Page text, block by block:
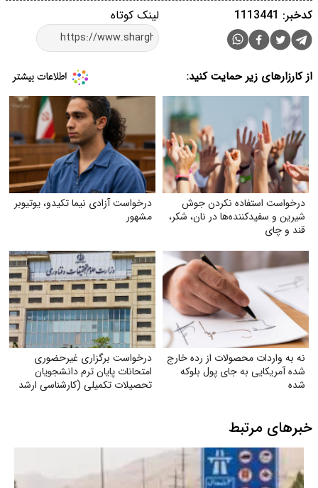
لینک کوتاه کدخبر: 1113441
از کارزارهای زیر حمایت کنید:
درخواست استفاده نکردن جوش
شیرین و سفیدکننده‌ها در نان، شکر،
قند و چای
درخواست آزادی نیما تکیدو، یوتیوبر
مشهور
نه به واردات محصولات از رده خارج
شده آمریکایی به جای پول بلوکه
شده
درخواست برگزاری غیرحضوری
امتحانات پایان ترم دانشجویان
تحصیلات تکمیلی (کارشناسی ارشد
خبرهای مرتبط